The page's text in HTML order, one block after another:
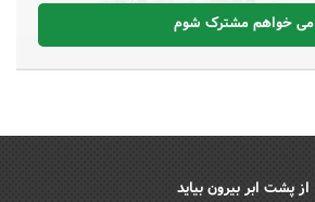
می خواهم مشترک شوم
از پشت ابر بیرون بیاید